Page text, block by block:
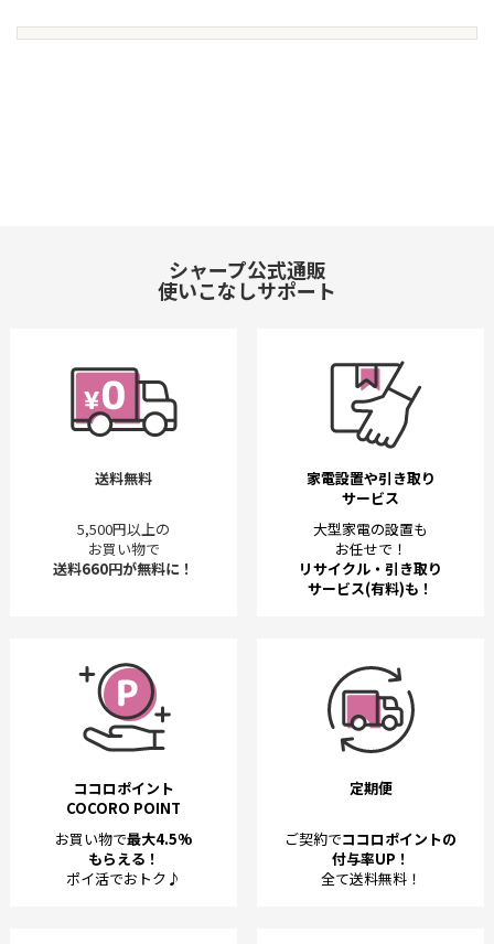
シャープ公式通販
使いこなしサポート
送料無料
5,500円以上の
お買い物で
送料660円が無料に！
家電設置や引き取り
サービス
大型家電の設置も
お任せで！
リサイクル・引き取り
サービス(有料)も！
ココロポイント
COCORO POINT
お買い物で最大4.5%
もらえる！
ポイ活でおトク♪
定期便
ご契約でココロポイントの
付与率UP！
全て送料無料！